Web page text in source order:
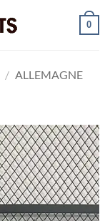
0
/ ALLEMAGNE